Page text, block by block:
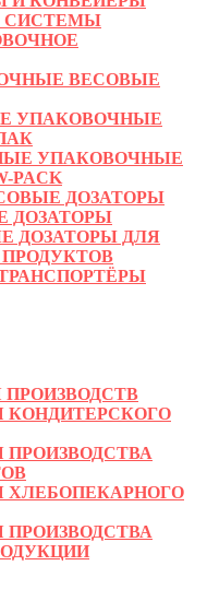
СИСТЕМЫ
ВЕСОВЫЕ
УПАКОВОЧНЫЕ
УПАКОВОЧНЫЕ
ДОЗАТОРЫ
ДОЗАТОРЫ
ДОЗАТОРЫ ДЛЯ
КОНДИТЕРСКОГО
ПРОИЗВОДСТВА
ХЛЕБОПЕКАРНОГО
ПРОИЗВОДСТВА